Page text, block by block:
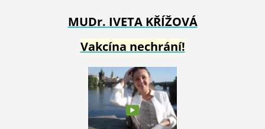
MUDr. IVETA KŘÍŽOVÁ
Vakcína nechrání!